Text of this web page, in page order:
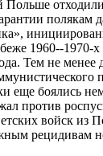
Польше
полякам
1960--1970-
Тем не менее
еще боялись
против
войск из
рецидивам